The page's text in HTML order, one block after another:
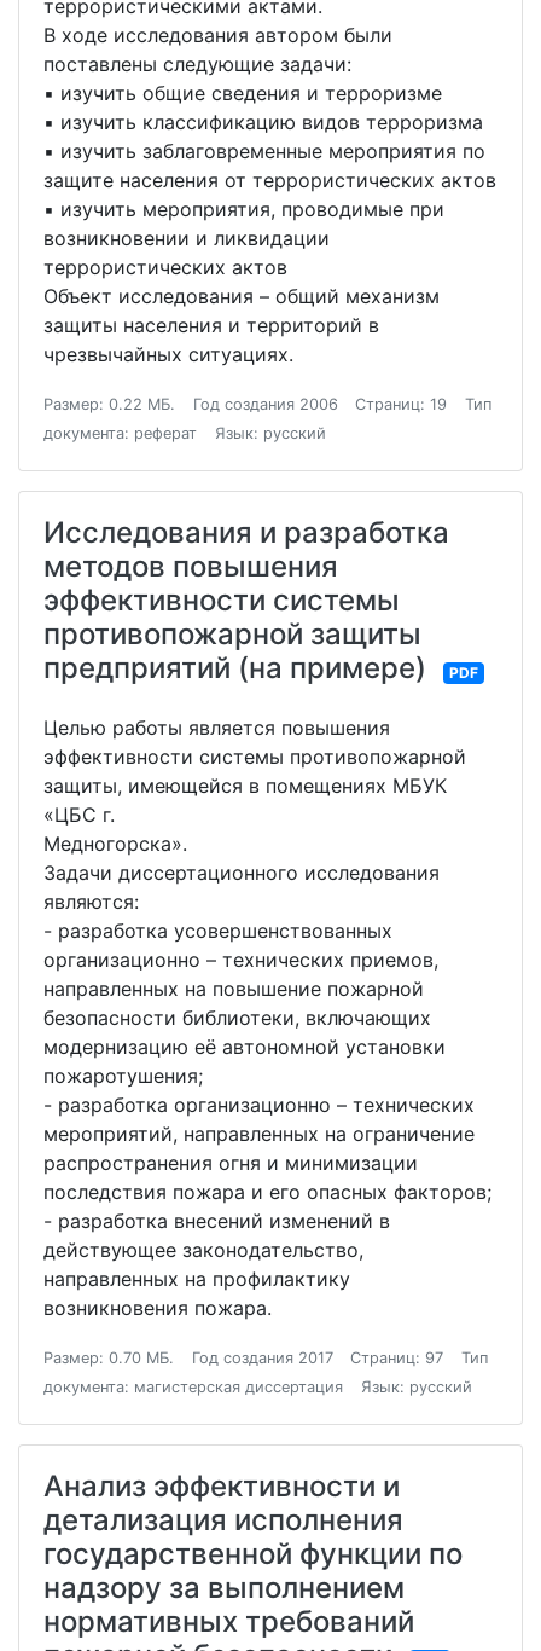
террористическими актами.
В ходе исследования автором были
поставлены следующие задачи:
▪ изучить общие сведения и терроризме
▪ изучить классификацию видов терроризма
▪ изучить заблаговременные мероприятия по
защите населения от террористических актов
▪ изучить мероприятия, проводимые при
возникновении и ликвидации
террористических актов
Объект исследования – общий механизм
защиты населения и территорий в
чрезвычайных ситуациях.
Размер: 0.22 МБ. Год создания 2006 Страниц: 19
Тип
документа: реферат
Язык: русский
Исследования и разработка
методов повышения
эффективности системы
противопожарной защиты
предприятий (на примере)
PDF
Целью работы является повышения
эффективности системы противопожарной
защиты, имеющейся в помещениях МБУК
«ЦБС г.
Медногорска».
Задачи диссертационного исследования
являются:
- разработка усовершенствованных
организационно – технических приемов,
направленных на повышение пожарной
безопасности библиотеки, включающих
модернизацию её автономной установки
пожаротушения;
- разработка организационно – технических
мероприятий, направленных на ограничение
распространения огня и минимизации
последствия пожара и его опасных факторов;
- разработка внесений изменений в
действующее законодательство,
направленных на профилактику
возникновения пожара.
Размер: 0.70 МБ. Год создания 2017 Страниц: 97
Тип
документа: магистерская диссертация
Язык: русский
Анализ эффективности и
детализация исполнения
государственной функции по
надзору за выполнением
нормативных требований